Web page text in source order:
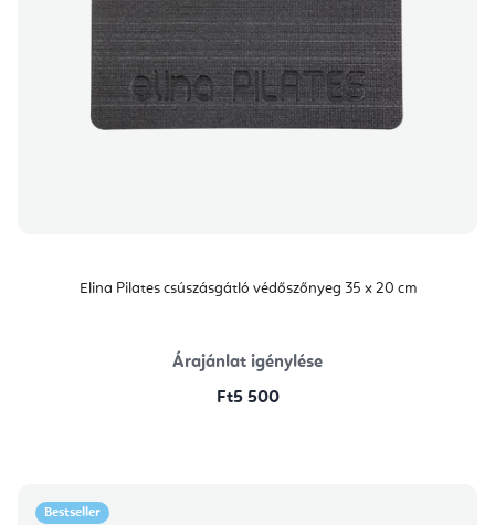
Elina Pilates csúszásgátló védőszőnyeg 35 x 20 cm
Árajánlat igénylése
Ft5 500
Bestseller